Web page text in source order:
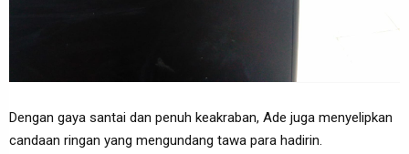
Dengan gaya santai dan penuh keakraban, Ade juga menyelipkan
candaan ringan yang mengundang tawa para hadirin.